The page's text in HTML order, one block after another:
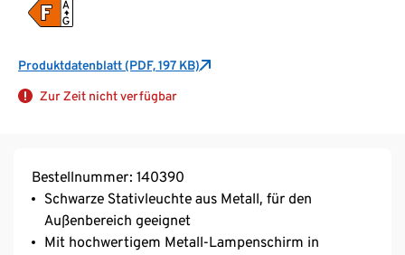
Produktdatenblatt (PDF, 197 KB)
Zur Zeit nicht verfügbar
Bestellnummer: 140390
Schwarze Stativleuchte aus Metall, für den
Außenbereich geeignet
Mit hochwertigem Metall-Lampenschirm in